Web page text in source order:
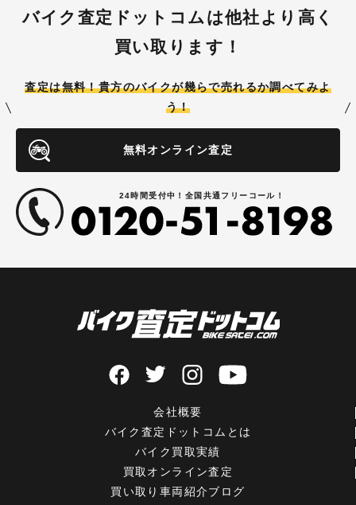
バイク査定ドットコムは他社より高く
買い取ります！
査定は無料！貴方のバイクが幾らで売れるか調べてみよ
う！
無料オンライン査定
24時間受付中！全国共通フリーコール！
会社概要
バイク査定ドットコムとは
バイク買取実績
買取オンライン査定
買い取り車両紹介ブログ